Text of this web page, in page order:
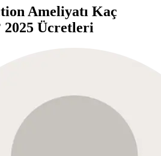
Ameliyatı Kaç
Ücretleri